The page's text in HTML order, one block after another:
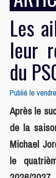
Les
leur
du
Publié le
Après le
de la
Michael
le